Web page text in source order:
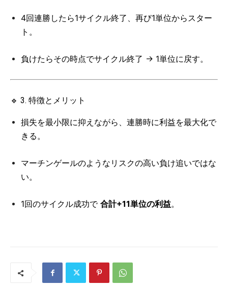
4回連勝したら1サイクル終了、再び1単位からスター
ト。
負けたらその時点でサイクル終了 → 1単位に戻す。
🔹 3. 特徴とメリット
損失を最小限に抑えながら、連勝時に利益を最大化で
きる。
マーチンゲールのようなリスクの高い負け追いではな
い。
1回のサイクル成功で 合計+11単位の利益。